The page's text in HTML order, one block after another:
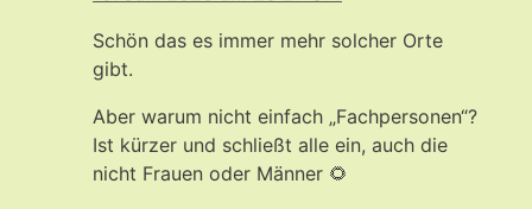
Schön das es immer mehr solcher Orte
gibt.
Aber warum nicht einfach „Fachpersonen“?
Ist kürzer und schließt alle ein, auch die
nicht Frauen oder Männer 🌻